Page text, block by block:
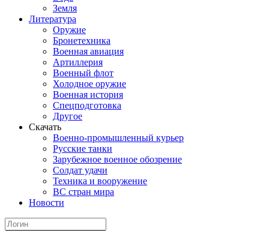
Земля
Литература
Оружие
Бронетехника
Военная авиация
Артиллерия
Военный флот
Холодное оружие
Военная история
Спецподготовка
Другое
Скачать
Военно-промышленный курьер
Русские танки
Зарубежное военное обозрение
Солдат удачи
Техника и вооружение
ВС стран мира
Новости